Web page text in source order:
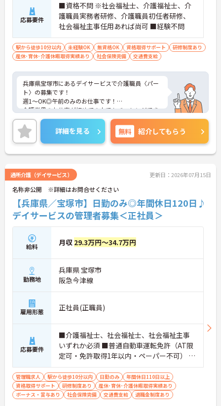
応募要件
■資格不問 ※社会福祉士、介護福祉士、介
護職員実務者研修、介護職員初任者研修、
社会福祉主事任用あれば尚可 ■経験不問
駅から徒歩10分以内 未経験OK 無資格OK 資格取得サポート
研修制度あり
産休･育休･介護休暇取得実績あり
社会保険完備 交通費支給
兵庫県宝塚市にあるデイサービスで介護職員〈パー
ト〉の募集です！
週1～OK◎午前のみのお仕事です！
介護業界のお仕事が初めての人でもチャレンジでき
る職場です♪丁寧な研修とフォロー体制で、経験に
関わらず安心してスタートできます。福利厚生が充
実しているのは嬉しいポイントです◎
こちらの求人にご興味がございましたら面接のポイ
ントもお伝えしますので是非ご応募お待ちしており
詳細を見る 無料 紹介してもらう
通所介護（デイサービス） 更新日：2026年07月15日
名称非公開 ※詳細はお問合せください
【兵庫県／宝塚市】日勤のみ◎年間休日120日♪
デイサービスの管理者募集＜正社員＞
給料 月収 29.3万円～34.7万円
勤務地
兵庫県 宝塚市
阪急今津線
雇用形態 正社員(正職員)
応募要件
■介護福祉士、社会福祉士、社会福祉主事
いずれか必須 ■普通自動車運転免許（AT限
定可・免許取得1年以内・ペーパー不可） ■
経験必須
管理職求人 駅から徒歩10分以内 日勤のみ
年間休日110日以上
資格取得サポート
研修制度あり
産休･育休･介護休暇取得実績あり
ボーナス・賞与あり
社会保険完備 交通費支給 退職金制度あり